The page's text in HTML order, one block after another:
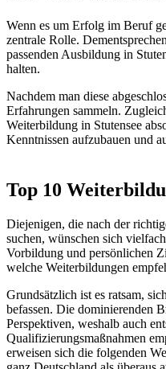
Wenn es um Erfolg im Beruf
zentrale Rolle.
passenden Ausbildung in
halten.
Nachdem man diese
Erfahrungen sammeln.
Weiterbildung in Stutensee
Kenntnissen aufzubauen und
Top 10
Diejenigen, die nach der
suchen, wünschen sich
Vorbildung und persönlichen
welche Weiterbildungen
Grundsätzlich ist es ratsam,
befassen. Die dominierenden
Perspektiven, weshalb auch
Qualifizierungsmaßnahmen
erweisen sich die folgenden